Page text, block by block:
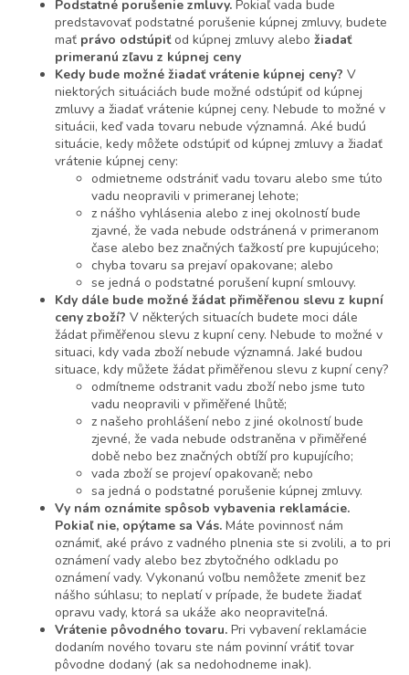
Podstatné porušenie zmluvy. Pokiaľ vada bude
predstavovať podstatné porušenie kúpnej zmluvy, budete
mať právo odstúpiť od kúpnej zmluvy alebo žiadať
primeranú zľavu z kúpnej ceny
Kedy bude možné žiadať vrátenie kúpnej ceny? V
niektorých situáciách bude možné odstúpiť od kúpnej
zmluvy a žiadať vrátenie kúpnej ceny. Nebude to možné v
situácii, keď vada tovaru nebude významná. Aké budú
situácie, kedy môžete odstúpiť od kúpnej zmluvy a žiadať
vrátenie kúpnej ceny:
odmietneme odstrániť vadu tovaru alebo sme túto
vadu neopravili v primeranej lehote;
z nášho vyhlásenia alebo z inej okolností bude
zjavné, že vada nebude odstránená v primeranom
čase alebo bez značných ťažkostí pre kupujúceho;
chyba tovaru sa prejaví opakovane; alebo
se jedná o podstatné porušení kupní smlouvy.
Kdy dále bude možné žádat přiměřenou slevu z kupní
ceny zboží? V některých situacích budete moci dále
žádat přiměřenou slevu z kupní ceny. Nebude to možné v
situaci, kdy vada zboží nebude významná. Jaké budou
situace, kdy můžete žádat přiměřenou slevu z kupní ceny?
odmítneme odstranit vadu zboží nebo jsme tuto
vadu neopravili v přiměřené lhůtě;
z našeho prohlášení nebo z jiné okolností bude
zjevné, že vada nebude odstraněna v přiměřené
době nebo bez značných obtíží pro kupujícího;
vada zboží se projeví opakovaně; nebo
sa jedná o podstatné porušenie kúpnej zmluvy.
Vy nám oznámite spôsob vybavenia reklamácie.
Pokiaľ nie, opýtame sa Vás. Máte povinnosť nám
oznámiť, aké právo z vadného plnenia ste si zvolili, a to pri
oznámení vady alebo bez zbytočného odkladu po
oznámení vady. Vykonanú voľbu nemôžete zmeniť bez
nášho súhlasu; to neplatí v prípade, že budete žiadať
opravu vady, ktorá sa ukáže ako neopraviteľná.
Vrátenie pôvodného tovaru. Pri vybavení reklamácie
dodaním nového tovaru ste nám povinní vrátiť tovar
pôvodne dodaný (ak sa nedohodneme inak).